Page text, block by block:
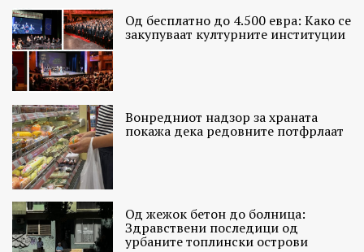
Од бесплатно до 4.500 евра: Како се
закупуваат културните институции
Вонредниот надзор за храната
покажа дека редовните потфрлаат
Од жежок бетон до болница:
Здравствени последици од
урбаните топлински острови